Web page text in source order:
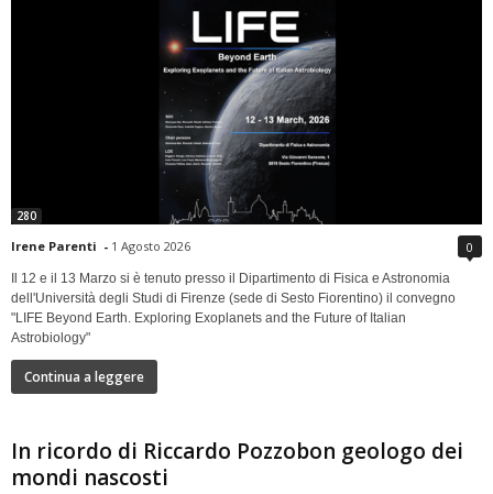
280
Irene Parenti - 1 Agosto 2026 0
Il 12 e il 13 Marzo si è tenuto presso il Dipartimento di Fisica e Astronomia
dell'Università degli Studi di Firenze (sede di Sesto Fiorentino) il convegno
"LIFE Beyond Earth. Exploring Exoplanets and the Future of Italian
Astrobiology"
Continua a leggere
In ricordo di Riccardo Pozzobon geologo dei
mondi nascosti